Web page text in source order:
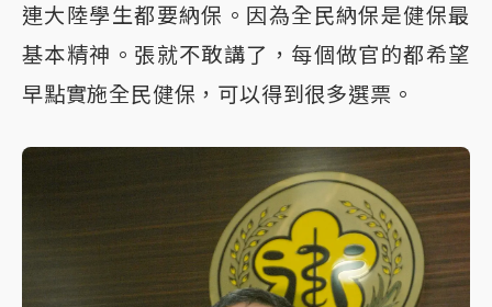
連大陸學生都要納保。因為全民納保是健保最
基本精神。張就不敢講了，每個做官的都希望
早點實施全民健保，可以得到很多選票。